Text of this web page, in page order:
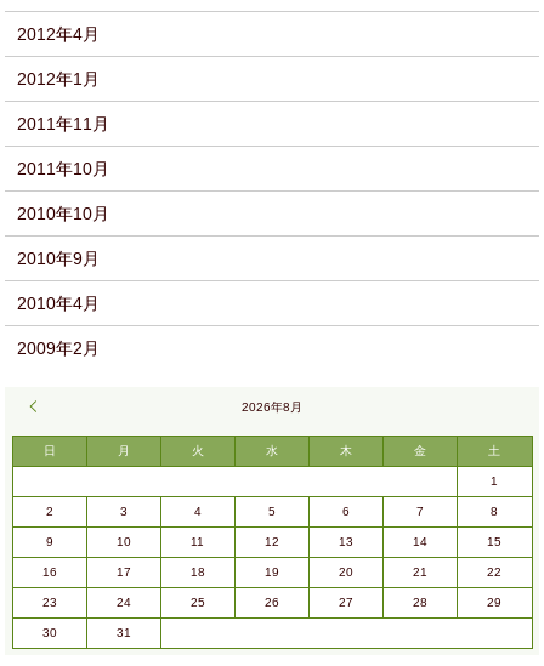
2012年4月
2012年1月
2011年11月
2011年10月
2010年10月
2010年9月
2010年4月
2009年2月
2026年8月
日 月 火 水 木 金 土
1
2 3 4 5 6 7 8
9 10 11 12 13 14 15
16 17 18 19 20 21 22
23 24 25 26 27 28 29
30 31